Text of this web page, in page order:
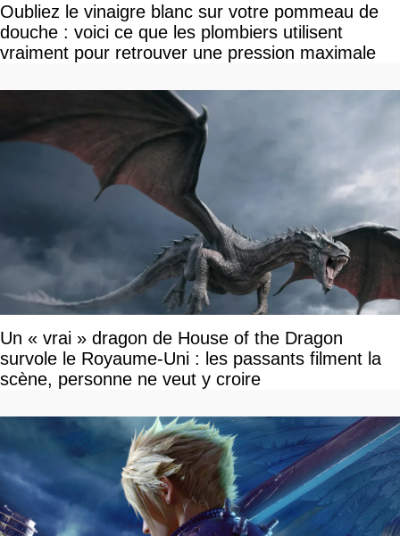
Oubliez le vinaigre blanc sur votre pommeau de
douche : voici ce que les plombiers utilisent
vraiment pour retrouver une pression maximale
Un « vrai » dragon de House of the Dragon
survole le Royaume-Uni : les passants filment la
scène, personne ne veut y croire